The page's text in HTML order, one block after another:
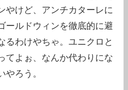
やけど、アンチカターレに
ールドウィンを徹底的に避
るわけやちゃ。ユニクロと
てよぉ、なんか代わりにな
やろう。